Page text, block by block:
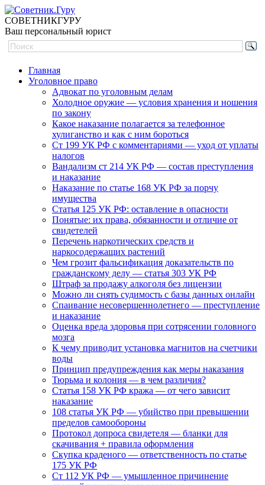
СОВЕТНИКГУРУ
Ваш персональный юрист
Главная
Уголовное право
Адвокат по уголовным делам
Холодное оружие — условия хранения и ношения
по закону
Какое наказание полагается за телефонное
хулиганство и как с ним бороться
Ст 199 УК РФ с комментариями — уход от уплаты
налогов
Вандализм ст 214 УК РФ — состав преступления
и наказание
Наказание по статье 168 УК РФ за порчу
имущества
Статья 125 УК РФ: оставление в опасности
Понятые: их права, обязанности и отличие от
свидетелей
Перечень наркотических средств и
наркосодержащих растений
Чем грозит фальсификация доказательств по
гражданскому делу — статья 303 УК РФ
Штраф за продажу алкоголя без лицензии
Можно ли снять судимость с базы данных онлайн
Спаивание несовершеннолетнего — преступление
и наказание
Оценка вреда здоровья при сотрясении головного
мозга
К чему приводит установка магнитов на счетчики
воды
Принцип предупреждения как меры наказания
Тюрьма и колония — в чем различия?
Статья 158 УК РФ кража — от чего зависит
наказание
108 статья УК РФ — убийство при превышении
пределов самообороны
Протокол допроса свидетеля — бланки для
скачивания + правила оформления
Скупка краденого — ответственность по статье
175 УК РФ
Ст 112 УК РФ — умышленное причинение